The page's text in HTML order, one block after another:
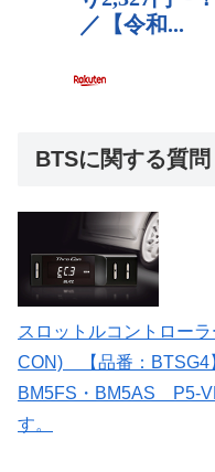
BTSに関する質問
スロットルコントロー
CON) 【品番：
BM5FS・BM5AS P5-
す。